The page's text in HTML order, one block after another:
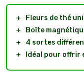
＋
Fleurs de thé
＋
Boîte
＋
4 sortes
＋
Idéal pour offrir